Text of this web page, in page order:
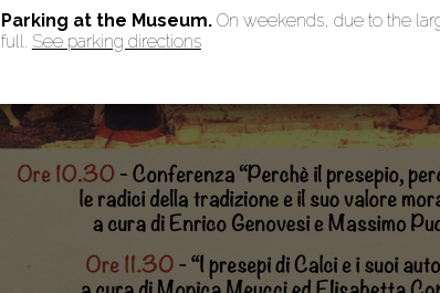
Parking at the Museum.On weekends, due to the
full. See parking directions